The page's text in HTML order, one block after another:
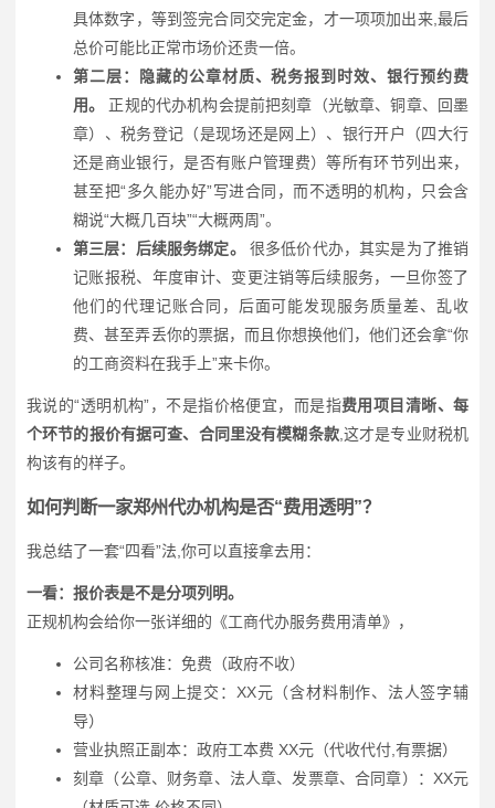
具体数字，等到签完合同交完定金，才一项项加出来,最后
总价可能比正常市场价还贵一倍。
第二层：隐藏的公章材质、税务报到时效、银行预约费
用。
正规的代办机构会提前把刻章（光敏章、铜章、回墨
章）、税务登记（是现场还是网上）、银行开户（四大行
还是商业银行，是否有账户管理费）等所有环节列出来，
甚至把“多久能办好”写进合同，而不透明的机构，只会含
糊说“大概几百块”“大概两周”。
第三层：后续服务绑定。
很多低价代办，其实是为了推销
记账报税、年度审计、变更注销等后续服务，一旦你签了
他们的代理记账合同，后面可能发现服务质量差、乱收
费、甚至弄丢你的票据，而且你想换他们，他们还会拿“你
的工商资料在我手上”来卡你。
我说的“透明机构”，不是指价格便宜，而是指费用项目清晰、每
个环节的报价有据可查、合同里没有模糊条款,这才是专业财税机
构该有的样子。
如何判断一家郑州代办机构是否“费用透明”？
我总结了一套“四看”法,你可以直接拿去用：
一看：报价表是不是分项列明。
正规机构会给你一张详细的《工商代办服务费用清单》，
公司名称核准：免费（政府不收）
材料整理与网上提交：XX元（含材料制作、法人签字辅
导）
营业执照正副本：政府工本费 XX元（代收代付,有票据）
刻章（公章、财务章、法人章、发票章、合同章）：XX元